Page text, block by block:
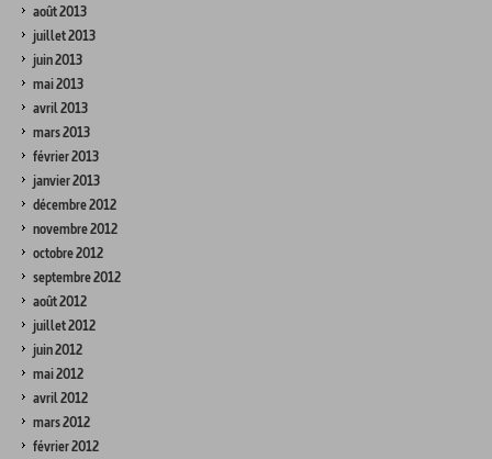
août 2013
juillet 2013
juin 2013
mai 2013
avril 2013
mars 2013
février 2013
janvier 2013
décembre 2012
novembre 2012
octobre 2012
septembre 2012
août 2012
juillet 2012
juin 2012
mai 2012
avril 2012
mars 2012
février 2012